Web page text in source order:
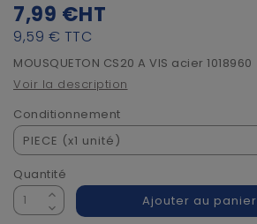
7,99 €HT
9,59 € TTC
MOUSQUETON CS20 A VIS acier 1018960
Voir la description
Conditionnement
Quantité
Ajouter au panier